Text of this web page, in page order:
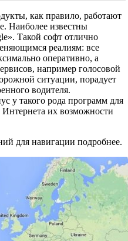
как правило, работают
Наиболее известны
Такой софт отлично
реалиям: все
оперативно, а
например голосовой
ситуации, порадует
водителя.
у такого рода программ для
их возможности
для навигации подробнее.